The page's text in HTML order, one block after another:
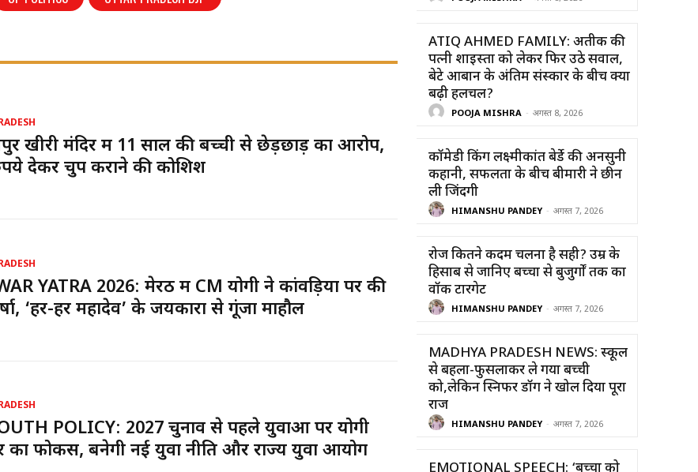
खीरी मंदिर में 11 साल की बच्ची से छेड़छाड़ का आरोप,
देकर चुप कराने की कोशिश
YATRA 2026: मेरठ में CM योगी ने कांवड़ियों पर की
‘हर-हर महादेव’ के जयकारों से गूंजा माहौल
POLICY: 2027 चुनाव से पहले युवाओं पर योगी
का फोकस, बनेगी नई युवा नीति और राज्य युवा आयोग
ATIQ AHMED FAMILY: अतीक की
पत्नी शाइस्ता को लेकर फिर उठे सवाल,
बेटे आबान के अंतिम संस्कार के बीच क्यों
बढ़ी हलचल?
POOJA MISHRA - अगस्त 8, 2026
कॉमेडी किंग लक्ष्मीकांत बेर्डे की अनसुनी
कहानी, सफलता के बीच बीमारी ने छीन
ली जिंदगी
HIMANSHU PANDEY - अगस्त 7, 2026
रोज कितने कदम चलना है सही? उम्र के
हिसाब से जानिए बच्चों से बुजुर्गों तक का
वॉक टारगेट
HIMANSHU PANDEY - अगस्त 7, 2026
MADHYA PRADESH NEWS: स्कूल
से बहला-फुसलाकर ले गया बच्ची
को,लेकिन स्निफर डॉग ने खोल दिया पूरा
राज
HIMANSHU PANDEY - अगस्त 7, 2026